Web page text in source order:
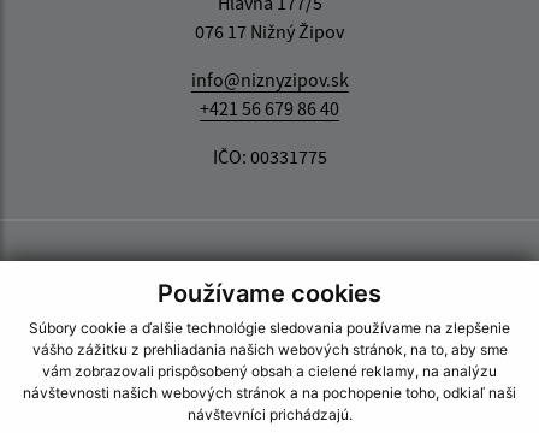
Používame cookies
Súbory cookie a ďalšie technológie sledovania používame na zlepšenie
vášho zážitku z prehliadania našich webových stránok, na to, aby sme
vám zobrazovali prispôsobený obsah a cielené reklamy, na analýzu
návštevnosti našich webových stránok a na pochopenie toho, odkiaľ naši
návštevníci prichádzajú.
076 17 Nižný Žipov
info@niznyzipov.sk
+421 56 679 86 40
IČO: 00331775